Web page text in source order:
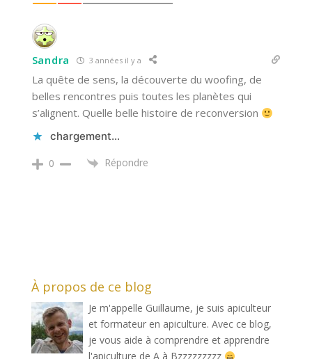
Sandra 3 années il y a
La quête de sens, la découverte du woofing, de
belles rencontres puis toutes les planètes qui
s’alignent. Quelle belle histoire de reconversion
chargement…
0 Répondre
À propos de ce blog
Je m'appelle Guillaume, je suis apiculteur
et formateur en apiculture. Avec ce blog,
je vous aide à comprendre et apprendre
l'apiculture de A à Bzzzzzzzzz